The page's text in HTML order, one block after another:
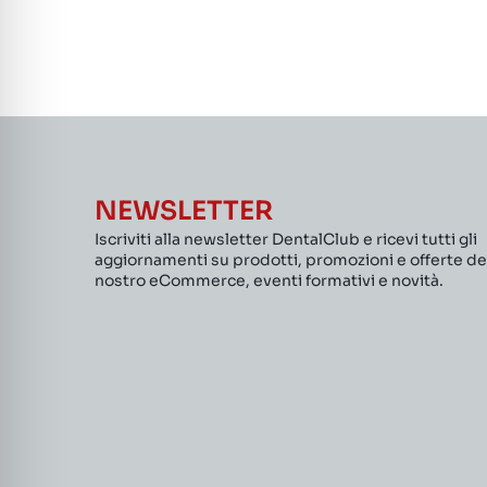
NEWSLETTER
Iscriviti alla newsletter DentalClub e ricevi tutti gli
aggiornamenti su prodotti, promozioni e offerte
nostro eCommerce, eventi formativi e novità.